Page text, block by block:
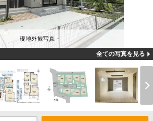
現地外観写真 -
全ての写真を見る